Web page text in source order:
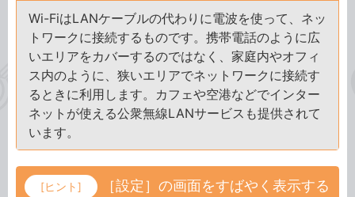
Wi-FiはLANケーブルの代わりに電波を使って、ネッ
トワークに接続するものです。携帯電話のように広
いエリアをカバーするのではなく、家庭内やオフィ
ス内のように、狭いエリアでネットワークに接続す
るときに利用します。カフェや空港などでインター
ネットが使える公衆無線LANサービスも提供されて
います。
[ヒント]
［設定］の画面をすばやく表示する